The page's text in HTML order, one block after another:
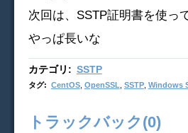
次回は、SSTP証明書を使っ
やっぱ長いな
カテゴリ : SSTP
タグ: CentOS, OpenSSL SSTP, Windows
トラックバック(0)